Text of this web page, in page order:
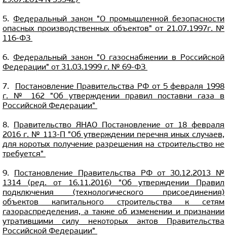
5. Федеральный закон "О промышленной безопасности
опасных производственных объектов" от 21.07.1997г. №
116-ФЗ
6. Федеральный закон "О газоснабжении в Российской
Федерации" от 31.03.1999 г. № 69-ФЗ
7.
Постановление Правительства РФ от 5 февраля 1998
г. № 162 "Об утверждении правил поставки газа в
Российской Федерации"
8.
Правительство ЯНАО Постановление от 18 февраля
2016 г. № 113-П "Об утверждении перечня иных случаев,
для коротых получение разрешения на строительство не
требуется"
9.
Постановление Правительства РФ от 30.12.2013 №
1314 (ред. от 16.11.2016) "Об утверждении Правил
подключения (технологического присоединения)
объектов капитального строительства к сетям
газораспределения, а также об изменении и признании
утратившими силу некоторых актов Правительства
Российской Федерации"